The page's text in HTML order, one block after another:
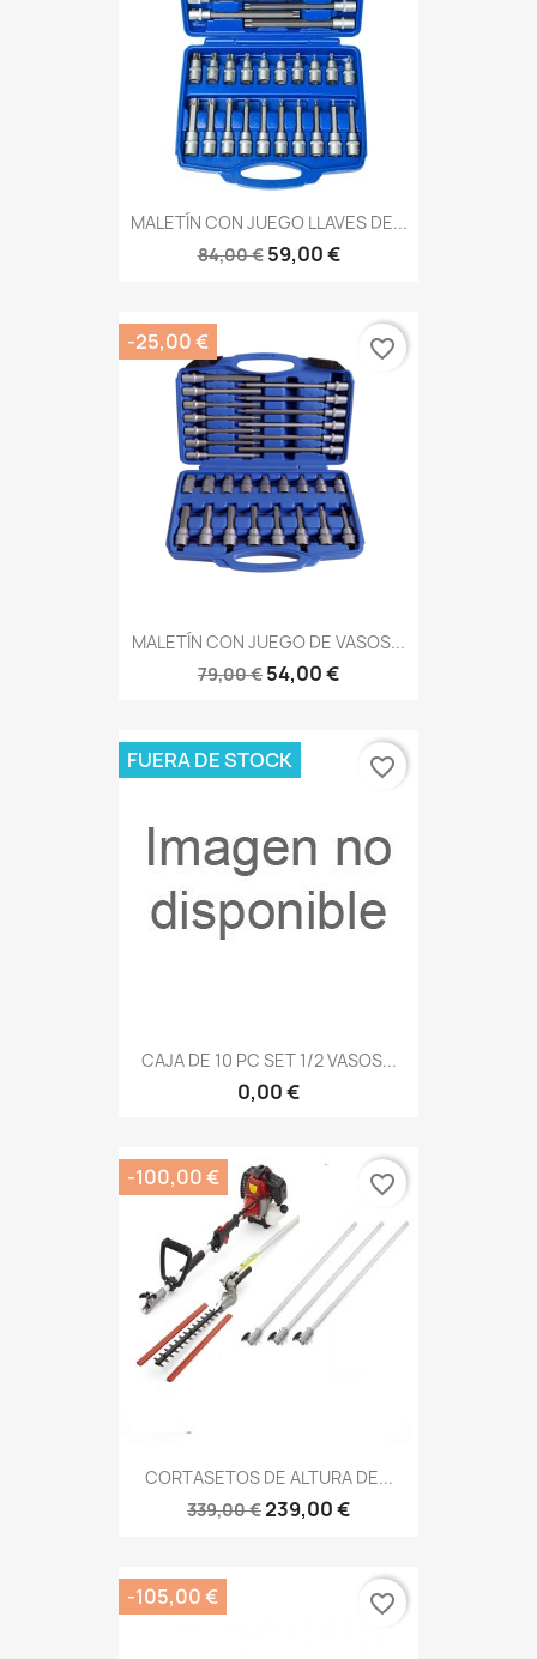
MALETÍN CON JUEGO LLAVES DE...
84,00 € 59,00 €
MALETÍN CON JUEGO DE VASOS...
79,00 € 54,00 €
-25,00 € favorite_border
CAJA DE 10 PC SET 1/2 VASOS...
0,00 €
FUERA DE STOCK favorite_border
CORTASETOS DE ALTURA DE...
339,00 €239,00 €
-100,00 € favorite_border
-105,00 € favorite_border